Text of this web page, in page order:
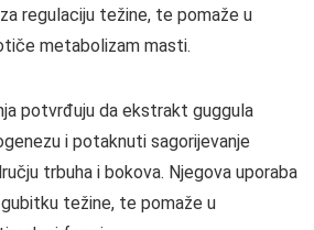
regulaciju težine, te pomaže u
metabolizam masti.
potvrđuju da ekstrakt guggula
i potaknuti sagorijevanje
trbuha i bokova. Njegova uporaba
težine, te pomaže u